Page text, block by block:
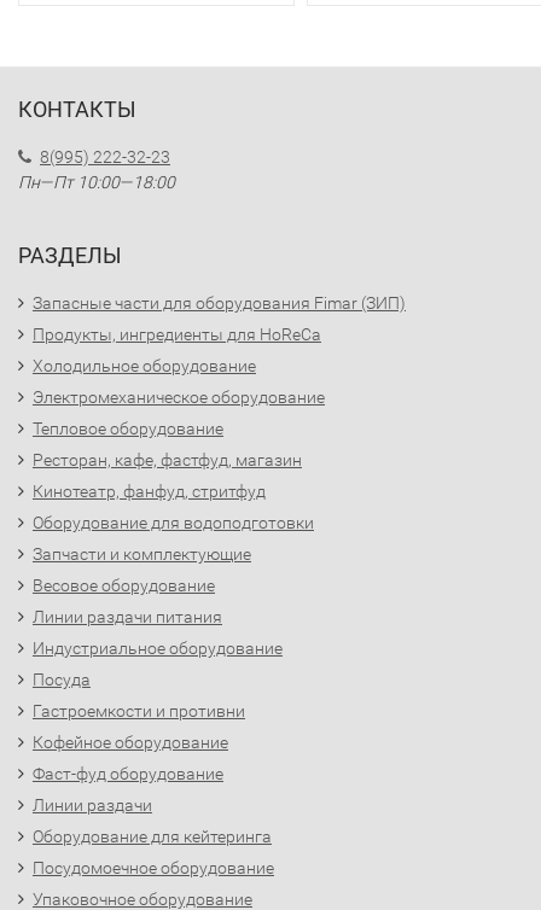
КОНТАКТЫ
8(995) 222-32-23
Пн—Пт 10:00—18:00
РАЗДЕЛЫ
Запасные части для оборудования Fimar (ЗИП)
Продукты, ингредиенты для HoReCa
Холодильное оборудование
Электромеханическое оборудование
Тепловое оборудование
Ресторан, кафе, фастфуд, магазин
Кинотеатр, фанфуд, стритфуд
Оборудование для водоподготовки
Запчасти и комплектующие
Весовое оборудование
Линии раздачи питания
Индустриальное оборудование
Посуда
Гастроемкости и противни
Кофейное оборудование
Фаст-фуд оборудование
Линии раздачи
Оборудование для кейтеринга
Посудомоечное оборудование
Упаковочное оборудование